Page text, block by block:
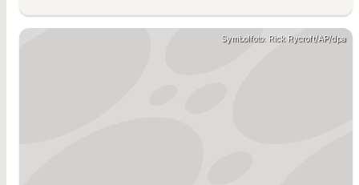
Symbolfoto: Rick Rycroft/AP/dpa